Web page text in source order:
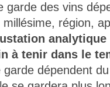
garde des vins
région,
à tenir dans le
dépendent